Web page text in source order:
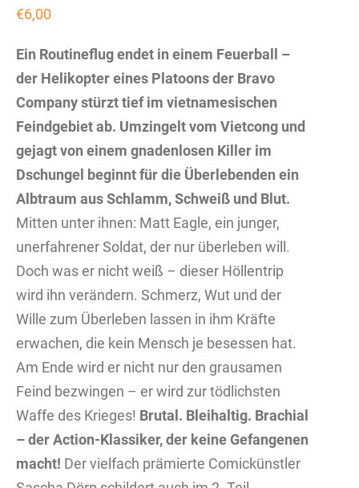
€6,00
Ein Routineflug endet in einem Feuerball –
der Helikopter eines Platoons der Bravo
Company stürzt tief im vietnamesischen
Feindgebiet ab. Umzingelt vom Vietcong und
gejagt von einem gnadenlosen Killer im
Dschungel beginnt für die Überlebenden ein
Albtraum aus Schlamm, Schweiß und Blut.
Mitten unter ihnen: Matt Eagle, ein junger,
unerfahrener Soldat, der nur überleben will.
Doch was er nicht weiß – dieser Höllentrip
wird ihn verändern. Schmerz, Wut und der
Wille zum Überleben lassen in ihm Kräfte
erwachen, die kein Mensch je besessen hat.
Am Ende wird er nicht nur den grausamen
Feind bezwingen – er wird zur tödlichsten
Waffe des Krieges! Brutal. Bleihaltig. Brachial
– der Action-Klassiker, der keine Gefangenen
macht! Der vielfach prämierte Comickünstler